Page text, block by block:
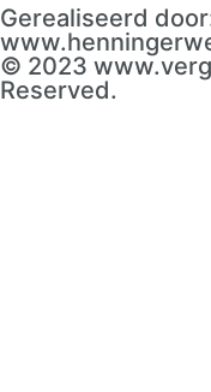
Gerealiseerd
© 2023
Reserved.